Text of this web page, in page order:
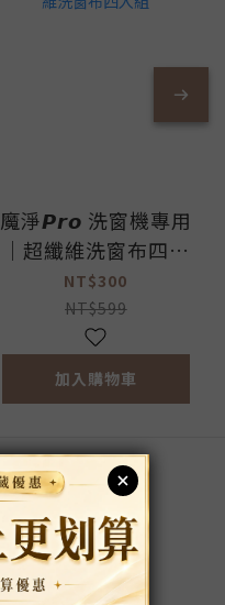
魔淨𝙋𝙧𝙤 洗窗機專用
｜超纖維洗窗布四入
組
NT$300
NT$599
加入購物車